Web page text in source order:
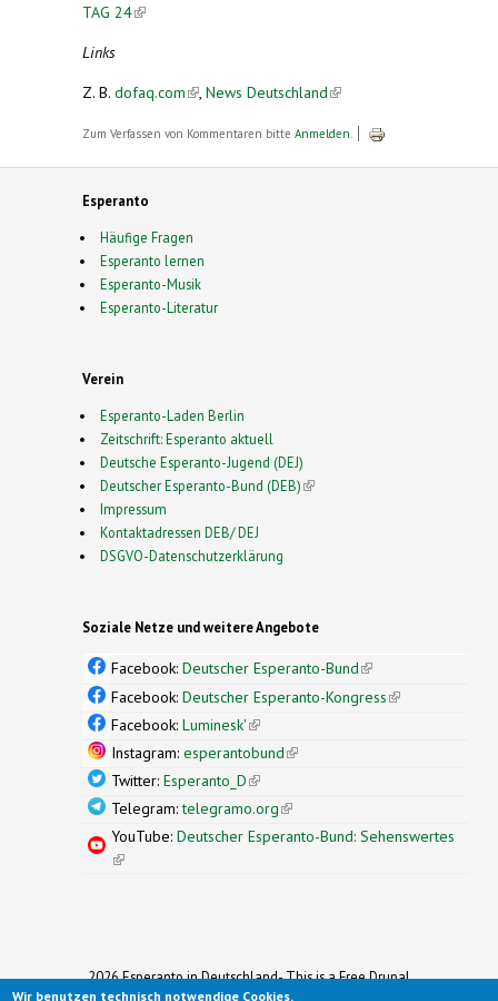
TAG 24(link is external)
Links
Z. B. dofaq.com(link is external)
News Deutschland(link is
Zum Verfassen von Kommentaren bitte Anmelden
Esperanto
Häufige Fragen
Esperanto lernen
Esperanto-Musik
Esperanto-Literatur
Verein
Esperanto-Laden Berlin
Zeitschrift: Esperanto aktuell
Deutsche Esperanto-Jugend (DEJ)
Deutscher Esperanto-Bund (DEB)(link is external)
Impressum
Kontaktadressen DEB/ DEJ
DSGVO-Datenschutzerklärung
Soziale Netze und weitere Angebote
Facebook: Deutscher Esperanto-Bund(link is
external)
Facebook: Deutscher Esperanto-Kongress(link is
Facebook: Luminesk'(link is external)
Instagram: esperantobund(link is external)
Twitter: Esperanto_D(link is external)
Telegram:telegramo.org(link is external)
YouTube: Deutscher Esperanto-Bund: Sehenswertes
(link is external)
2026 Esperanto in Deutschland- This is a Free Drupal
Theme
Wir benutzen technisch notwendige Cookies.